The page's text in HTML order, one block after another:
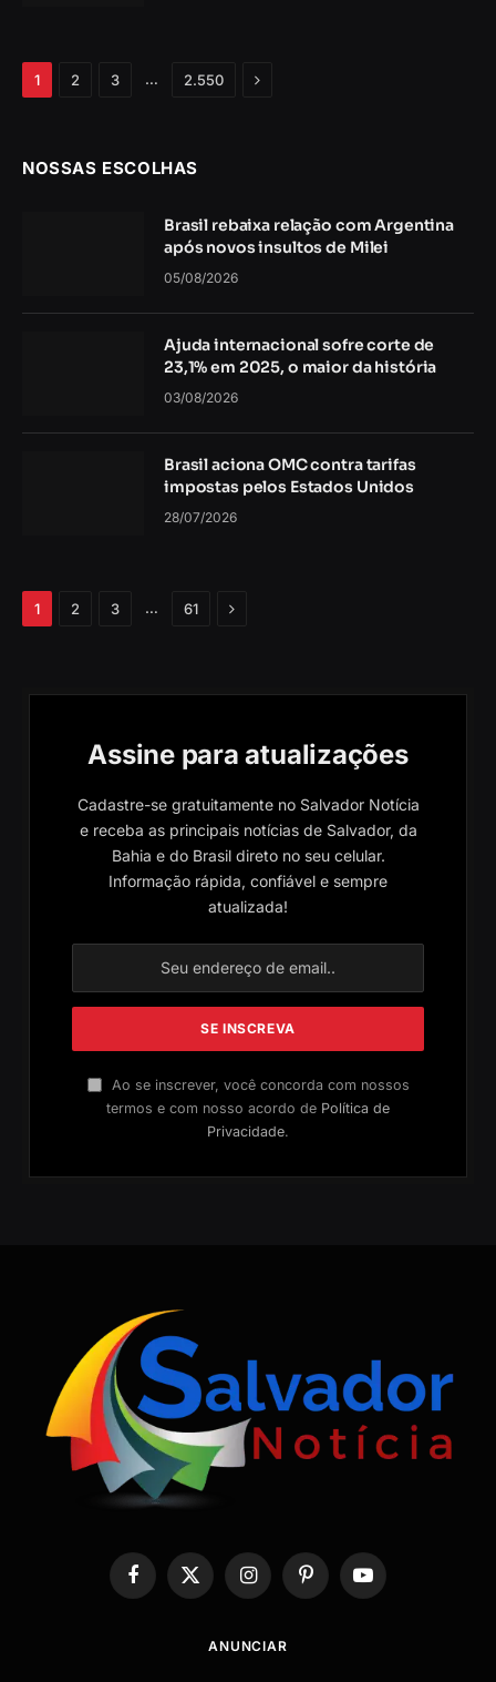
1 2 3 … 2.550 Próximo
NOSSAS ESCOLHAS
Brasil rebaixa relação com Argentina
após novos insultos de Milei
05/08/2026
Ajuda internacional sofre corte de
23,1% em 2025, o maior da história
03/08/2026
Brasil aciona OMC contra tarifas
impostas pelos Estados Unidos
28/07/2026
1 2 3 … 61 Próximo
Assine para atualizações
Cadastre-se gratuitamente no Salvador Notícia
e receba as principais notícias de Salvador, da
Bahia e do Brasil direto no seu celular.
Informação rápida, confiável e sempre
atualizada!
Ao se inscrever, você concorda com nossos
termos e com nosso acordo de Política de
Privacidade.
Facebook
X
InstagramPinterestYouTube
ANUNCIAR